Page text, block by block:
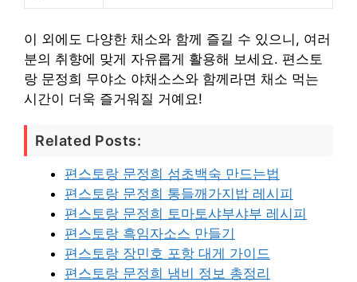
이 외에도 다양한 채소와 함께 즐길 수 있으니, 여러
분의 취향에 맞게 자유롭게 활용해 보세요. 편스토
랑 문정희 무야소 야채소스와 함께라면 채소 먹는
시간이 더욱 즐거워질 거예요!
Related Posts:
편스토랑 문정희 섬초백숙 만드는법
편스토랑 문정희 통들깨가지밥 레시피
편스토랑 문정희 토마토샤부샤부 레시피
편스토랑 흑임자소스 만들기
편스토랑 장민호 포항 대게 가이드
편스토랑 문정희 냄비 정보 총정리